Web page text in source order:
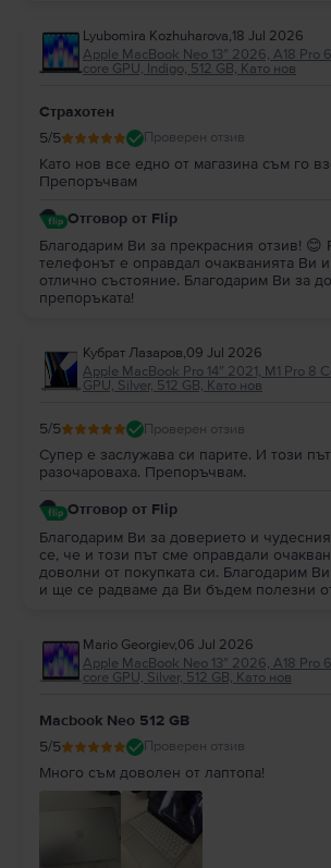
Lyubomira Kozhuharova,18 Jul 2026
Apple MacBook Neo 13″ 2026, A18 Pro
core GPU, Indigo, 512 GB, Като нов
Страхотен
5/5 Проверен отзив
Като нов все едно от магазина съм го
Препоръчвам
Отговор от Flip
Благодарим Ви за прекрасния отзив! 😊
телефонът е оправдал очакванията Ви
отлично състояние. Благодарим Ви за
препоръката!
Кубрат Лазаров,09 Jul 2026
Apple MacBook Pro 14″ 2021, M1 Pro 8
GPU, Silver, 512 GB, Като нов
5/5 Проверен отзив
Супер е заслужава си парите. И този
разочароваха. Препоръчвам.
Отговор от Flip
Благодарим Ви за доверието и
се, че и този път сме оправдали
доволни от покупката си. Благодарим
и ще се радваме да Ви бъдем полезни
Mario Georgiev,06 Jul 2026
Apple MacBook Neo 13″ 2026, A18 Pro
core GPU, Silver, 512 GB, Като нов
Macbook Neo 512 GB
5/5 Проверен отзив
Много съм доволен от лаптопа!